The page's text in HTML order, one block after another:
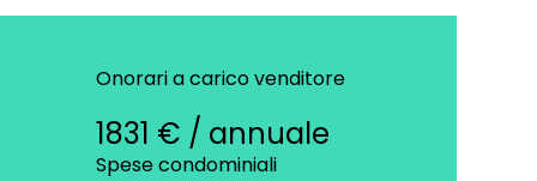
Onorari a carico venditore
1831 € / annuale
Spese condominiali